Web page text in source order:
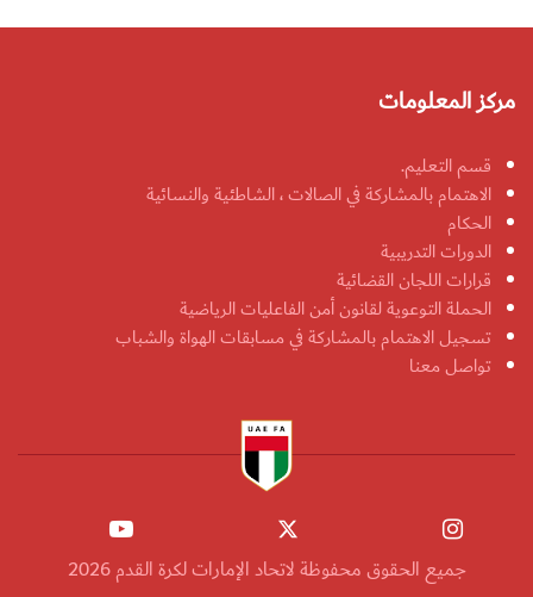
مركز المعلومات
قسم التعليم.
الاهتمام بالمشاركة في الصالات ، الشاطئية والنسائية
الحكام
الدورات التدريبية
قرارات اللجان القضائية
الحملة التوعوية لقانون أمن الفاعليات الرياضية
تسجيل الاهتمام بالمشاركة في مسابقات الهواة والشباب
تواصل معنا
جميع الحقوق محفوظة لاتحاد الإمارات لكرة القدم 2026